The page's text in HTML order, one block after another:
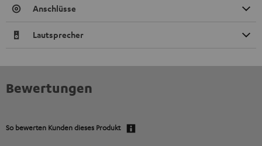
Anschlüsse
Lautsprecher
Bewertungen
So bewerten Kunden dieses Produkt